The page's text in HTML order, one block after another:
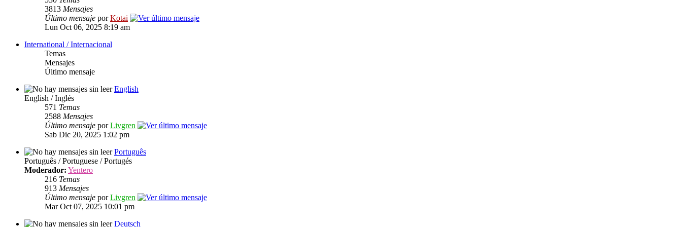
3813 Mensajes
Último mensaje porKotai
Lun Oct 06, 2025 8:19 am
International / Internacional
Temas
Mensajes
Último mensaje
English
English / Inglés
571 Temas
2588 Mensajes
Último mensaje porLivgren
Sab Dic 20, 2025 1:02 pm
Português
Português / Portuguese / Portugés
Moderador: Yentero
216 Temas
913 Mensajes
Último mensaje porLivgren
Mar Oct 07, 2025 10:01 pm
Deutsch